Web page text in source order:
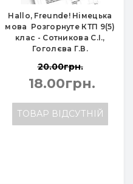
Hallo, Freunde! Німецька
мова Розгорнуте КТП 9(5)
клас - Сотникова С.І.,
Гоголєва Г.В.
20.00грн.
18.00грн.
ТОВАР ВІДСУТНІЙ